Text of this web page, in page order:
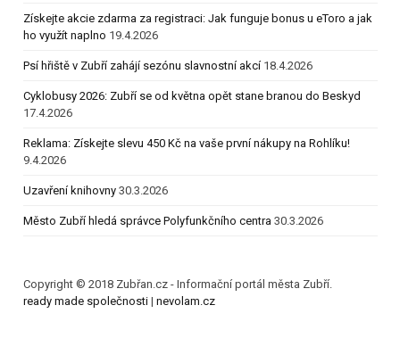
Získejte akcie zdarma za registraci: Jak funguje bonus u eToro a jak
ho využít naplno 19.4.2026
Psí hřiště v Zubří zahájí sezónu slavnostní akcí 18.4.2026
Cyklobusy 2026: Zubří se od května opět stane branou do Beskyd
17.4.2026
Reklama: Získejte slevu 450 Kč na vaše první nákupy na Rohlíku!
9.4.2026
Uzavření knihovny 30.3.2026
Město Zubří hledá správce Polyfunkčního centra 30.3.2026
Copyright © 2018 Zubřan.cz - Informační portál města Zubří.
ready made společnosti | nevolam.cz